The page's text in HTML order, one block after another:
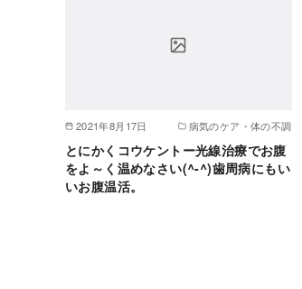
2021年8月17日 病気のケア・体の不調
とにかくコウケントー光線治療でお腹
をよ～く温めなさい(^-^)歯周病にもい
いお腹温活。